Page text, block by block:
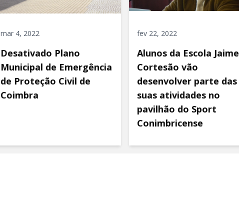
mar 4, 2022
Desativado Plano
Municipal de Emergência
de Proteção Civil de
Coimbra
fev 22, 2022
Alunos da Escola Jaime
Cortesão vão
desenvolver parte das
suas atividades no
pavilhão do Sport
Conimbricense